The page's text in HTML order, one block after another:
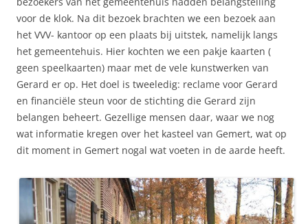
voor de klok. Na dit bezoek brachten we een bezoek aan
het VVV- kantoor op een plaats bij uitstek, namelijk langs
het gemeentehuis. Hier kochten we een pakje kaarten (
geen speelkaarten) maar met de vele kunstwerken van
Gerard er op. Het doel is tweeledig: reclame voor Gerard
en financiële steun voor de stichting die Gerard zijn
belangen beheert. Gezellige mensen daar, waar we nog
wat informatie kregen over het kasteel van Gemert, wat op
dit moment in Gemert nogal wat voeten in de aarde heeft.